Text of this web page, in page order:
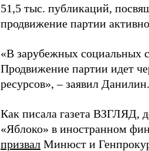
51,5 тыс. публикаций,
продвижение партии
«В зарубежных социальных
Продвижение партии идет
ресурсов», – заявил Данилин.
Как писала газета ВЗГЛЯД,
«Яблоко» в иностранном
призвал Минюст и